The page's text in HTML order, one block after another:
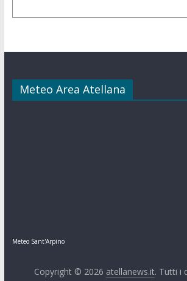
Meteo Area Atellana
Meteo Sant'Arpino
Copyright © 2026 atellanews.it. Tutti i